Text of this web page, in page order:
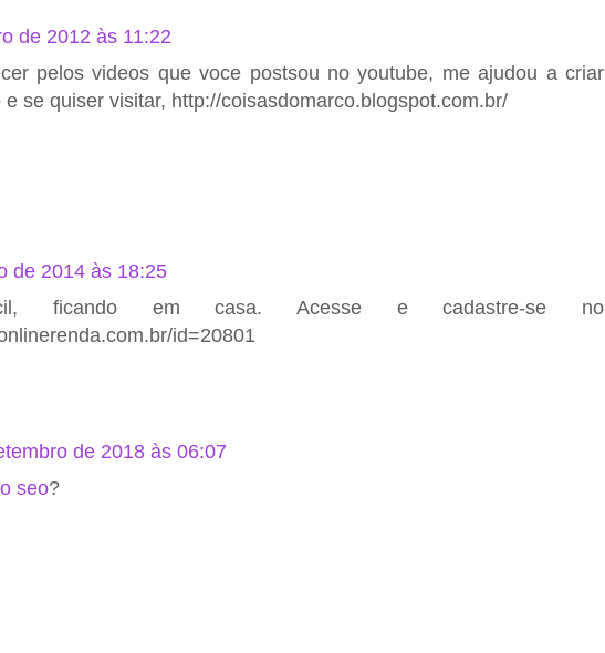
de 2012 às 11:22
pelos videos que voce postsou no youtube, me ajudou a criar
se quiser visitar, http://coisasdomarco.blogspot.com.br/
de 2014 às 18:25
ficando em casa. Acesse e cadastre-se no
id=20801
de 2018 às 06:07
seo?